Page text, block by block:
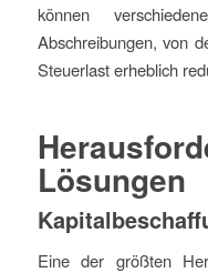
können
Abschreibungen, von
Steuerlast erheblich
Lösungen
Eine der größten